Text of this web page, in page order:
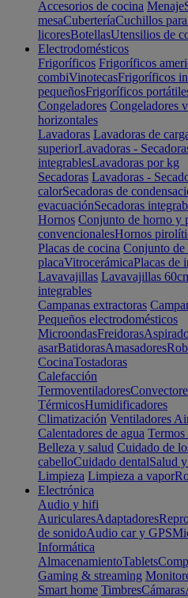
Accesorios de cocina Menaje
mesaCuberteríaCuchillos
licoresBotellasUtensilios de
Electrodomésticos
Frigoríficos Frigoríficos
combiVinotecasFrigoríficos
pequeñosFrigoríficos
Congeladores Congeladores
horizontales
Lavadoras Lavadoras de
superiorLavadoras -
integrablesLavadoras por kg
Secadoras Lavadoras -
calorSecadoras de
evacuaciónSecadoras
Hornos Conjunto de horno y
convencionalesHornos
Placas de cocina Conjunto
placaVitrocerámicaPlacas de
Lavavajillas Lavavajillas
integrables
Campanas extractoras
Pequeños electrodomésticos
MicroondasFreidoras
asarBatidorasAmasadores
CocinaTostadoras
Calefacción
Termoventiladores
TérmicosHumidificadores
Climatización Ventiladores
Calentadores de agua Termos
Belleza y salud Cuidado de
cabelloCuidado dentalSalud
Limpieza Limpieza a vapor
Electrónica
Audio y hifi
AuricularesAdaptadores
de sonidoAudio car y GPS
Informática
AlmacenamientoTablets
Gaming & streaming
Smart home TimbresCámaras